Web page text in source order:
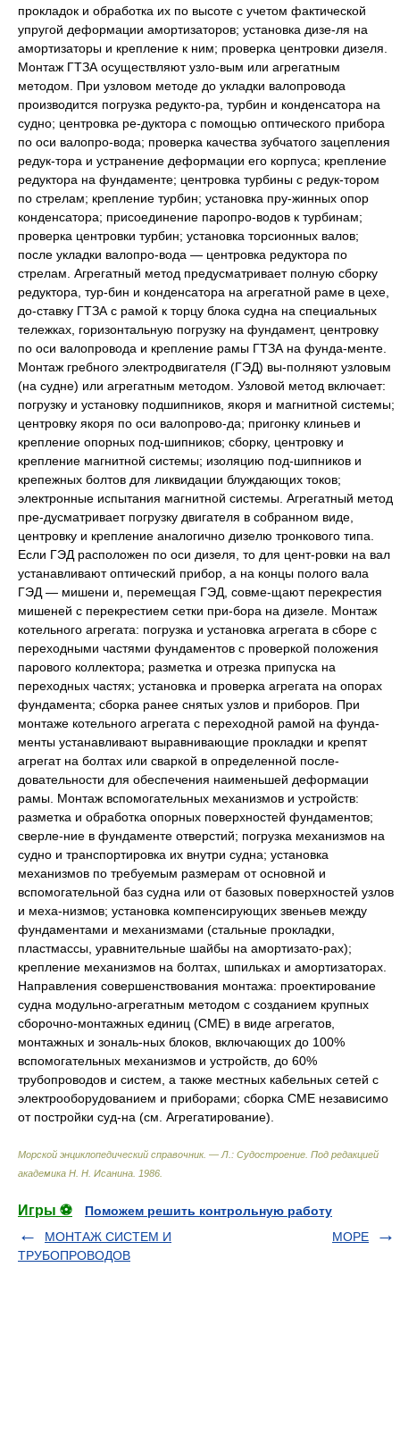
прокладок и обработка их по высоте с учетом фактической
упругой деформации амортизаторов; установка дизе-ля на
амортизаторы и крепление к ним; проверка центровки дизеля.
Монтаж ГТЗА осуществляют узло-вым или агрегатным
методом. При узловом методе до укладки валопровода
производится погрузка редукто-ра, турбин и конденсатора на
судно; центровка ре-дуктора с помощью оптического прибора
по оси валопро-вода; проверка качества зубчатого зацепления
редук-тора и устранение деформации его корпуса; крепление
редуктора на фундаменте; центровка турбины с редук-тором
по стрелам; крепление турбин; установка пру-жинных опор
конденсатора; присоединение паропро-водов к турбинам;
проверка центровки турбин; установка торсионных валов;
после укладки валопро-вода — центровка редуктора по
стрелам. Агрегатный метод предусматривает полную сборку
редуктора, тур-бин и конденсатора на агрегатной раме в цехе,
до-ставку ГТЗА с рамой к торцу блока судна на специальных
тележках, горизонтальную погрузку на фундамент, центровку
по оси валопровода и крепление рамы ГТЗА на фунда-менте.
Монтаж гребного электродвигателя (ГЭД) вы-полняют узловым
(на судне) или агрегатным методом. Узловой метод включает:
погрузку и установку подшипников, якоря и магнитной системы;
центровку якоря по оси валопрово-да; пригонку клиньев и
крепление опорных под-шипников; сборку, центровку и
крепление магнитной системы; изоляцию под-шипников и
крепежных болтов для ликвидации блуждающих токов;
электронные испытания магнитной системы. Агрегатный метод
пре-дусматривает погрузку двигателя в собранном виде,
центровку и крепление аналогично дизелю тронкового типа.
Если ГЭД расположен по оси дизеля, то для цент-ровки на вал
устанавливают оптический прибор, а на концы полого вала
ГЭД — мишени и, перемещая ГЭД, совме-щают перекрестия
мишеней с перекрестием сетки при-бора на дизеле. Монтаж
котельного агрегата: погрузка и установка агрегата в сборе с
переходными частями фундаментов с проверкой положения
парового коллектора; разметка и отрезка припуска на
переходных частях; установка и проверка агрегата на опорах
фундамента; сборка ранее снятых узлов и приборов. При
монтаже котельного агрегата с переходной рамой на фунда-
менты устанавливают выравнивающие прокладки и крепят
агрегат на болтах или сваркой в определенной после-
довательности для обеспечения наименьшей деформации
рамы. Монтаж вспомогательных механизмов и устройств:
разметка и обработка опорных поверхностей фундаментов;
сверле-ние в фундаменте отверстий; погрузка механизмов на
судно и транспортировка их внутри судна; установка
механизмов по требуемым размерам от основной и
вспомогательной баз судна или от базовых поверхностей узлов
и меха-низмов; установка компенсирующих звеньев между
фундаментами и механизмами (стальные прокладки,
пластмассы, уравнительные шайбы на амортизато-рах);
крепление механизмов на болтах, шпильках и амортизаторах.
Направления совершенствования монтажа: проектирование
судна модульно-агрегатным методом с созданием крупных
сборочно-монтажных единиц (СМЕ) в виде агрегатов,
монтажных и зональ-ных блоков, включающих до 100%
вспомогательных механизмов и устройств, до 60%
трубопроводов и систем, а также местных кабельных сетей с
электрооборудованием и приборами; сборка СМЕ независимо
от постройки суд-на (см. Агрегатирование).
Морской энциклопедический справочник. — Л.: Судостроение Под редакцией
академика Н. Н. Исанина 1986
Игры ⚽
Поможем решить контрольную работу
МОНТАЖ СИСТЕМ И
ТРУБОПРОВОДОВ
МОРЕ